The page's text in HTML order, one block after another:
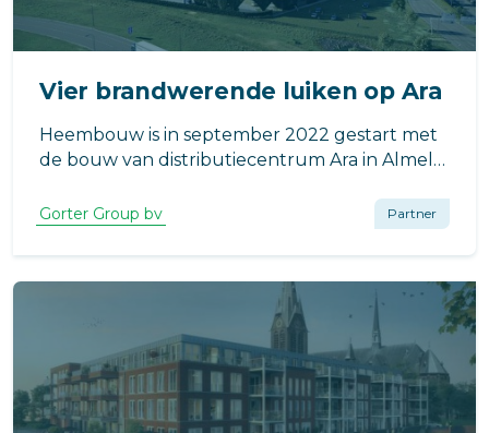
Vier brandwerende luiken op Ara
Heembouw is in september 2022 gestart met
de bouw van distributiecentrum Ara in Almelo.
verantwoordelijk voor het ontwerp dat
Gorter Group bv Partner